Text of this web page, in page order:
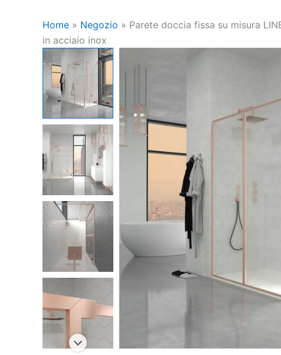
Home » Negozio » Parete doccia fissa su misura
in acciaio inox